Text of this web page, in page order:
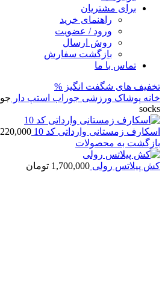
برای مشتریان
راهنمای خرید
ورود / عضویت
روش ارسال
بازگشت سفارش
تماس با ما
تخفیف های شگفت انگیز %
خانه پوشاک ورزشی جوراب استپ دار
socks
اسکارف زمستانی وارداتی کد 10 220,000
بازگشت به محصولات
کش پیلاتس رولی 1,700,000 تومان